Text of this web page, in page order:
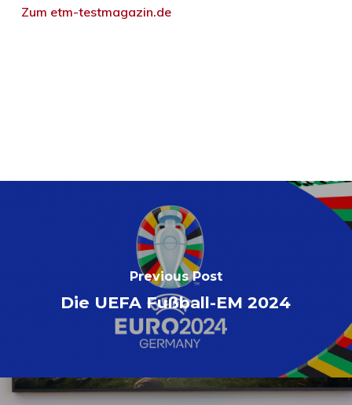
Zum etm-testmagazin.de
Previous Post
Die UEFA Fußball-EM 2024